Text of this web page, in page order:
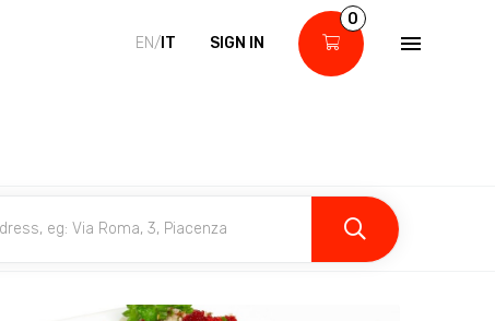
EN/ IT SIGN IN
0